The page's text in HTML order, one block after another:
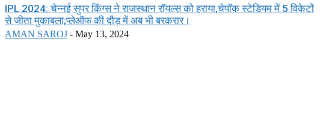
IPL 2024: चेन्नई सुपर किंग्स ने राजस्थान रॉयल्स को हराया,चेपॉक स्टेडियम में 5 विकेटों
से जीता मुकाबला;प्लेऑफ की दौड़ में अब भी बरकरार।
AMAN SAROJ - May 13, 2024